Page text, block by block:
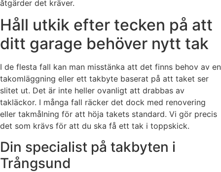
åtgärder det kräver.
Håll utkik efter tecken på att
ditt garage behöver nytt tak
I de flesta fall kan man misstänka att det finns behov av en
takomläggning eller ett takbyte baserat på att taket ser
slitet ut. Det är inte heller ovanligt att drabbas av
takläckor. I många fall räcker det dock med renovering
eller takmålning för att höja takets standard. Vi gör precis
det som krävs för att du ska få ett tak i toppskick.
Din specialist på takbyten i
Trångsund